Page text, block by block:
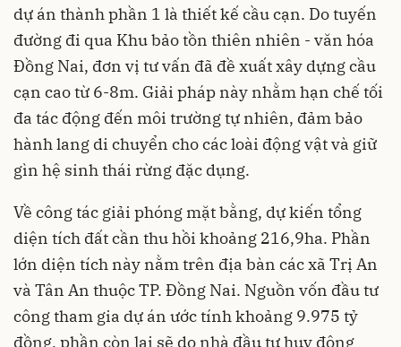
dự án thành phần 1 là thiết kế cầu cạn. Do tuyến
đường đi qua Khu bảo tồn thiên nhiên - văn hóa
Đồng Nai, đơn vị tư vấn đã đề xuất xây dựng cầu
cạn cao từ 6-8m. Giải pháp này nhằm hạn chế tối
đa tác động đến môi trường tự nhiên, đảm bảo
hành lang di chuyển cho các loài động vật và giữ
gìn hệ sinh thái rừng đặc dụng.
Về công tác giải phóng mặt bằng, dự kiến tổng
diện tích đất cần thu hồi khoảng 216,9ha. Phần
lớn diện tích này nằm trên địa bàn các xã Trị An
và Tân An thuộc TP. Đồng Nai. Nguồn vốn đầu tư
công tham gia dự án ước tính khoảng 9.975 tỷ
đồng, phần còn lại sẽ do nhà đầu tư huy động